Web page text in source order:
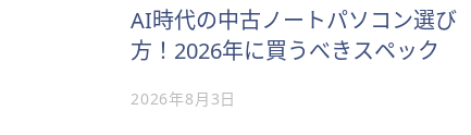
AI時代の中古ノートパソコン選び
方！2026年に買うべきスペック
2026年8月3日